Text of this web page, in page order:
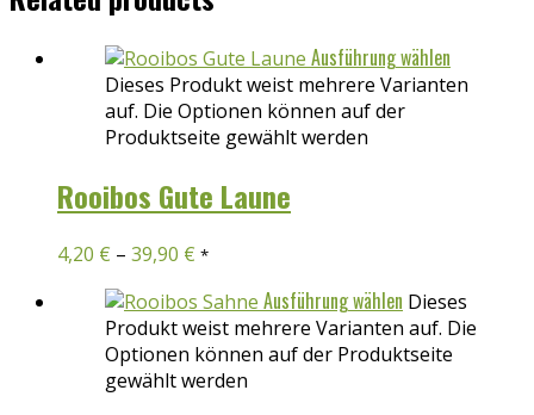
Ausführung wählen
Dieses Produkt weist mehrere Varianten
auf. Die Optionen können auf der
Produktseite gewählt werden
Rooibos Gute Laune
4,20 € – 39,90 € *
Ausführung wählen Dieses
Produkt weist mehrere Varianten auf. Die
Optionen können auf der Produktseite
gewählt werden